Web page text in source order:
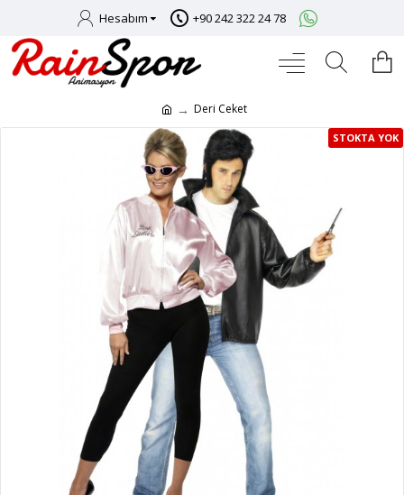
Hesabım +90 242 322 24 78
Deri Ceket
STOKTA YOK